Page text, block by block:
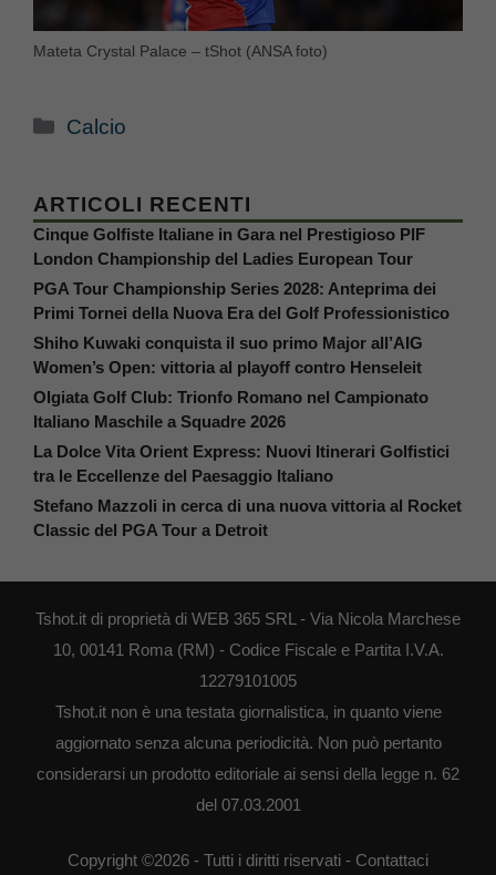
Mateta Crystal Palace – tShot (ANSA foto)
Categorie
Calcio
ARTICOLI RECENTI
Cinque Golfiste Italiane in Gara nel Prestigioso PIF
London Championship del Ladies European Tour
PGA Tour Championship Series 2028: Anteprima dei
Primi Tornei della Nuova Era del Golf Professionistico
Shiho Kuwaki conquista il suo primo Major all’AIG
Women’s Open: vittoria al playoff contro Henseleit
Olgiata Golf Club: Trionfo Romano nel Campionato
Italiano Maschile a Squadre 2026
La Dolce Vita Orient Express: Nuovi Itinerari Golfistici
tra le Eccellenze del Paesaggio Italiano
Stefano Mazzoli in cerca di una nuova vittoria al Rocket
Classic del PGA Tour a Detroit
Tshot.it di proprietà di WEB 365 SRL - Via Nicola Marchese
10, 00141 Roma (RM) - Codice Fiscale e Partita I.V.A.
12279101005
Tshot.it non è una testata giornalistica, in quanto viene
aggiornato senza alcuna periodicità. Non può pertanto
considerarsi un prodotto editoriale ai sensi della legge n. 62
del 07.03.2001
Copyright ©2026 - Tutti i diritti riservati - Contattaci